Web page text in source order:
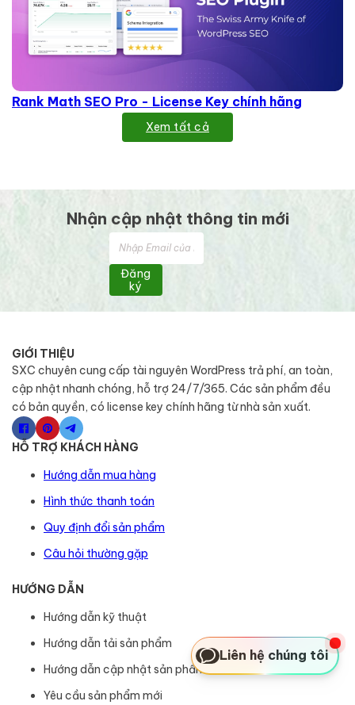
Rank Math SEO Pro - License Key chính hãng
Xem tất cả
Nhận cập nhật thông tin mới
Đăng
ký
GIỚI THIỆU
SXC chuyên cung cấp tài nguyên WordPress trả phí, an toàn,
cập nhật nhanh chóng, hỗ trợ 24/7/365. Các sản phẩm đều
có bản quyền, có license key chính hãng từ nhà sản xuất.
HỖ TRỢ KHÁCH HÀNG
Hướng dẫn mua hàng
Hình thức thanh toán
Quy định đổi sản phẩm
Câu hỏi thường gặp
HƯỚNG DẪN
Hướng dẫn kỹ thuật
Hướng dẫn tải sản phẩm
Hướng dẫn cập nhật sản phẩm
Yêu cầu sản phẩm mới
Liên hệ chúng tôi